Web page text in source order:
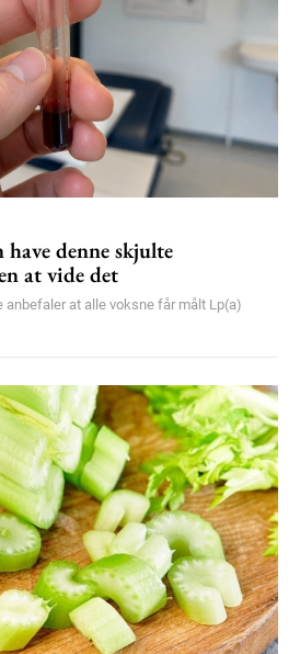
have denne skjulte
at vide det
anbefaler at alle voksne får målt Lp(a)